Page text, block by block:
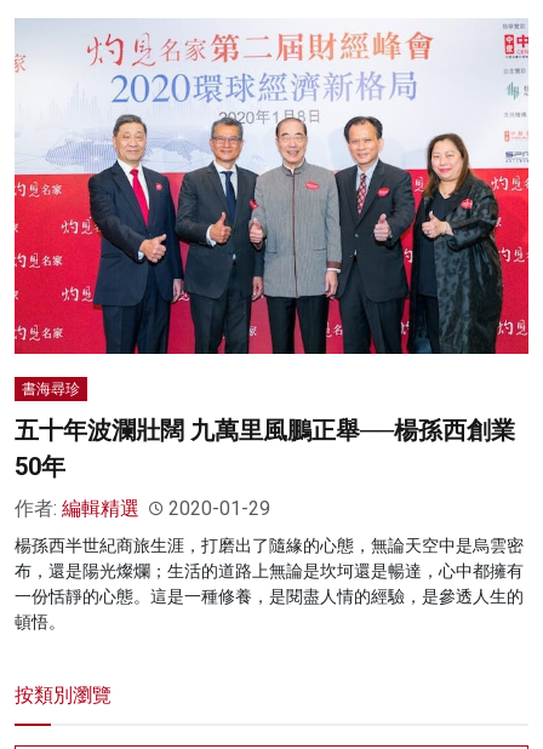
書海尋珍
五十年波瀾壯闊 九萬里風鵬正舉──楊孫西創業
50年
作者: 編輯精選 2020-01-29
楊孫西半世紀商旅生涯，打磨出了隨緣的心態，無論天空中是烏雲密
布，還是陽光燦爛；生活的道路上無論是坎坷還是暢達，心中都擁有
一份恬靜的心態。這是一種修養，是閱盡人情的經驗，是參透人生的
頓悟。
按類別瀏覽